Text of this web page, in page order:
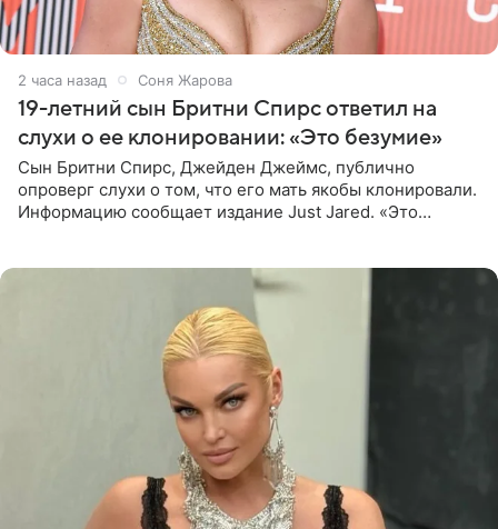
2 часа назад Соня Жарова
19-летний сын Бритни Спирс ответил на
слухи о ее клонировании: «Это безумие»
Сын Бритни Спирс, Джейден Джеймс, публично
опроверг слухи о том, что его мать якобы клонировали.
Информацию сообщает издание Just Jared. «Это